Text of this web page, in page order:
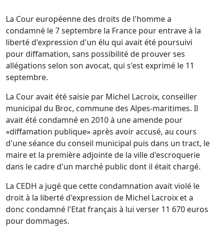
La Cour européenne des droits de l'homme a
condamné le 7 septembre la France pour entrave à la
liberté d'expression d'un élu qui avait été poursuivi
pour diffamation, sans possibilité de prouver ses
allégations selon son avocat, qui s'est exprimé le 11
septembre.
La Cour avait été saisie par Michel Lacroix, conseiller
municipal du Broc, commune des Alpes-maritimes. Il
avait été condamné en 2010 à une amende pour
«diffamation publique» après avoir accusé, au cours
d'une séance du conseil municipal puis dans un tract, le
maire et la première adjointe de la ville d'escroquerie
dans le cadre d'un marché public dont il était chargé.
La CEDH a jugé que cette condamnation avait violé le
droit à la liberté d'expression de Michel Lacroix et a
donc condamné l'Etat français à lui verser 11 670 euros
pour dommages.